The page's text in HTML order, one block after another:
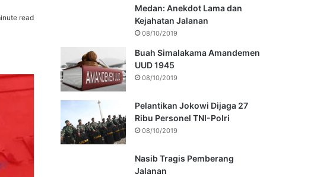
read
Medan: Anekdot Lama dan
Kejahatan Jalanan
08/10/2019
Buah Simalakama Amandemen
UUD 1945
08/10/2019
Pelantikan Jokowi Dijaga 27
Ribu Personel TNI-Polri
08/10/2019
Nasib Tragis Pemberang
Jalanan